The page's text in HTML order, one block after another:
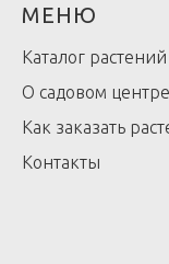
МЕНЮ
Каталог растений
О садовом центре
Как заказать
Контакты